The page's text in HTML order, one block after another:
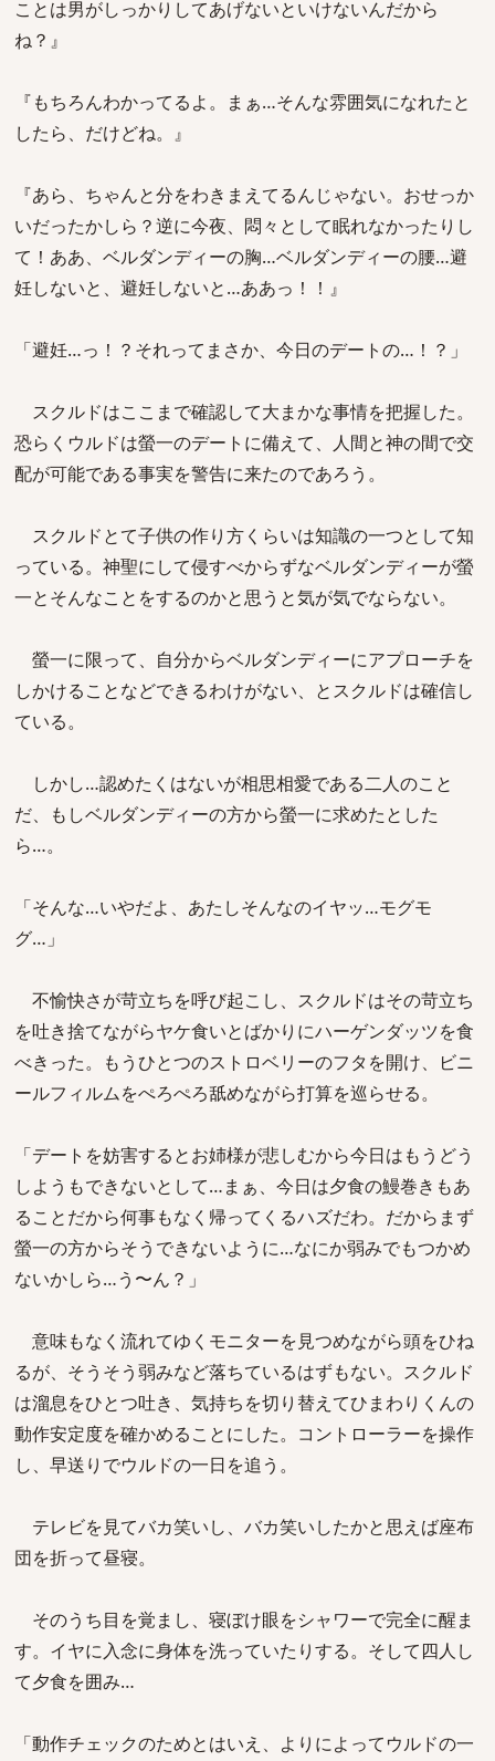
ことは男がしっかりしてあげないといけないんだから
ね？』
『もちろんわかってるよ。まぁ…そんな雰囲気になれたと
したら、だけどね。』
『あら、ちゃんと分をわきまえてるんじゃない。おせっか
いだったかしら？逆に今夜、悶々として眠れなかったりし
て！ああ、ベルダンディーの胸…ベルダンディーの腰…避
妊しないと、避妊しないと…ああっ！！』
「避妊…っ！？それってまさか、今日のデートの…！？」
スクルドはここまで確認して大まかな事情を把握した。
恐らくウルドは螢一のデートに備えて、人間と神の間で交
配が可能である事実を警告に来たのであろう。
スクルドとて子供の作り方くらいは知識の一つとして知
っている。神聖にして侵すべからずなベルダンディーが螢
一とそんなことをするのかと思うと気が気でならない。
螢一に限って、自分からベルダンディーにアプローチを
しかけることなどできるわけがない、とスクルドは確信し
ている。
しかし…認めたくはないが相思相愛である二人のこと
だ、もしベルダンディーの方から螢一に求めたとした
ら…。
「そんな…いやだよ、あたしそんなのイヤッ…モグモ
グ…」
不愉快さが苛立ちを呼び起こし、スクルドはその苛立ち
を吐き捨てながらヤケ食いとばかりにハーゲンダッツを食
べきった。もうひとつのストロベリーのフタを開け、ビニ
ールフィルムをぺろぺろ舐めながら打算を巡らせる。
「デートを妨害するとお姉様が悲しむから今日はもうどう
しようもできないとして…まぁ、今日は夕食の鰻巻きもあ
ることだから何事もなく帰ってくるハズだわ。だからまず
螢一の方からそうできないように…なにか弱みでもつかめ
ないかしら…う〜ん？」
意味もなく流れてゆくモニターを見つめながら頭をひね
るが、そうそう弱みなど落ちているはずもない。スクルド
は溜息をひとつ吐き、気持ちを切り替えてひまわりくんの
動作安定度を確かめることにした。コントローラーを操作
し、早送りでウルドの一日を追う。
テレビを見てバカ笑いし、バカ笑いしたかと思えば座布
団を折って昼寝。
そのうち目を覚まし、寝ぼけ眼をシャワーで完全に醒ま
す。イヤに入念に身体を洗っていたりする。そして四人し
て夕食を囲み…
「動作チェックのためとはいえ、よりによってウルドの一